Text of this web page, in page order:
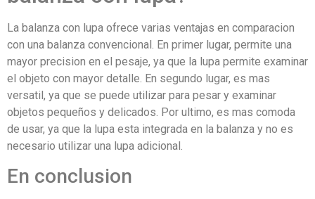
La balanza con lupa ofrece varias ventajas en comparacion
con una balanza convencional. En primer lugar, permite una
mayor precision en el pesaje, ya que la lupa permite examinar
el objeto con mayor detalle. En segundo lugar, es mas
versatil, ya que se puede utilizar para pesar y examinar
objetos pequeños y delicados. Por ultimo, es mas comoda
de usar, ya que la lupa esta integrada en la balanza y no es
necesario utilizar una lupa adicional.
En conclusion